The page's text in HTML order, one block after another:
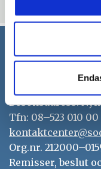
Besöksadress:
Tfn: 08–523 010 00
Org.nr.
Remisser, beslut